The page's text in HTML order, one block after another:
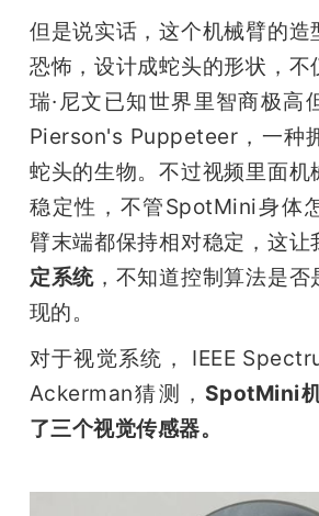
但是说实话，这个机械臂的造
恐怖，设计成蛇头的形状，不
瑞·尼文已知世界里智商极高
Pierson's Puppeteer，一种
蛇头的生物。不过视频里面机
稳定性，不管SpotMini身体
臂末端都保持相对稳定，这让
定系统 ，不知道控制算法是
现的。
对于视觉系统， IEEE
Ackerman猜测， SpotMini
了三个视觉传感器。